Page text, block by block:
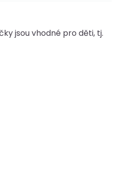
jsou vhodné pro děti, tj.